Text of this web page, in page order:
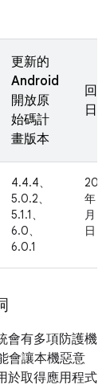
更新的
Android
開放原
始碼計
畫版本
回報
日期
4.4.4、
5.0.2、
5.1.1、
6.0、
6.0.1
2016
年 5
月 31
日
會有多項防護機
會讓本機惡意
於取得應用程式